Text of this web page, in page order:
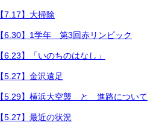
【7.17】大掃除
【6.30】1学年 第3回赤リンピック
【6.23】「いのちのはなし」
【5.27】金沢遠足
【5.29】横浜大空襲 と 進路について
【5.27】最近の状況